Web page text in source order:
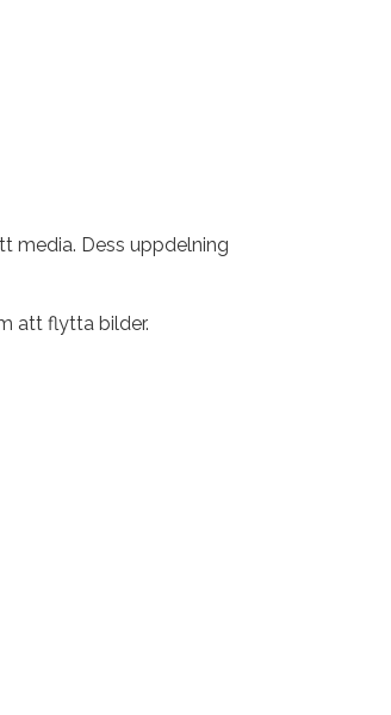
media. Dess uppdelning
att flytta bilder.